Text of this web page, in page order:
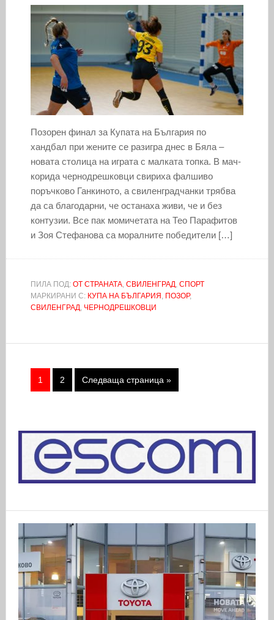
Позорен финал за Купата на България по
хандбал при жените се разигра днес в Бяла –
новата столица на играта с малката топка. В мач-
корида чернодрешковци свириха фалшиво
поръчково Ганкиното, а свиленградчанки трябва
да са благодарни, че останаха живи, че и без
контузии. Все пак момичетата на Тео Парафитов
и Зоя Стефанова са моралните победители […]
ПИЛА ПОД: ОТ СТРАНАТА, СВИЛЕНГРАД, СПОРТ
МАРКИРАНИ С: КУПА НА БЪЛГАРИЯ , ПОЗОР,
СВИЛЕНГРАД, ЧЕРНОДРЕШКОВЦИ
1 2 Следваща страница »